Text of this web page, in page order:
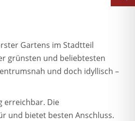
Gartens im Stadtteil
grünsten und beliebtesten
und doch idyllisch –
erreichbar. Die
und bietet besten Anschluss.